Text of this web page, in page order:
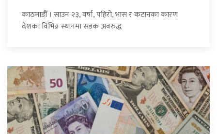
काठमाडौँ । साउन २३, वर्षा, पहिरो, भास र कटानका कारण
देशका विभिन्न स्थानमा सडक अवरुद्ध